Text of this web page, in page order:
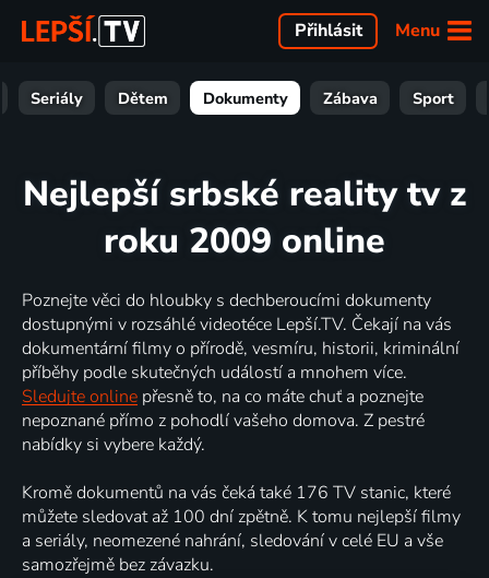
Menu
Přihlásit
Seriály Dětem Dokumenty Zábava Sport
Nejlepší srbské reality tv z
roku 2009 online
Poznejte věci do hloubky s dechberoucími dokumenty
dostupnými v rozsáhlé videotéce Lepší.TV. Čekají na vás
dokumentární filmy o přírodě, vesmíru, historii, kriminální
příběhy podle skutečných událostí a mnohem více.
Sledujte online přesně to, na co máte chuť a poznejte
nepoznané přímo z pohodlí vašeho domova. Z pestré
nabídky si vybere každý.
Kromě dokumentů na vás čeká také 176 TV stanic, které
můžete sledovat až 100 dní zpětně. K tomu nejlepší filmy
a seriály, neomezené nahrání, sledování v celé EU a vše
samozřejmě bez závazku.